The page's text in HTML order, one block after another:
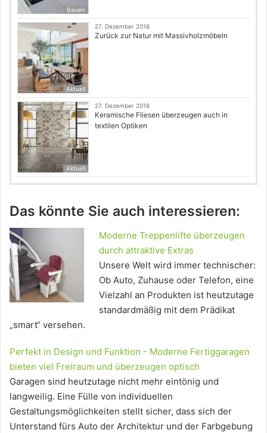
Bauen
Aktuell
27. Dezember 2016
Zurück zur Natur mit Massivholzmöbeln
Aktuell
27. Dezember 2016
Keramische Fliesen überzeugen auch in
textilen Optiken
Das könnte Sie auch interessieren:
Moderne Treppenlifte überzeugen
durch attraktive Extras
Unsere Welt wird immer technischer:
Ob Auto, Zuhause oder Telefon, eine
Vielzahl an Produkten ist heutzutage
standardmäßig mit dem Prädikat
„smart“ versehen.
Perfekt in Design und Funktion - Moderne Fertiggaragen
bieten viel Freiraum und überzeugen optisch
Garagen sind heutzutage nicht mehr eintönig und
langweilig. Eine Fülle von individuellen
Gestaltungsmöglichkeiten stellt sicher, dass sich der
Unterstand fürs Auto der Architektur und der Farbgebung